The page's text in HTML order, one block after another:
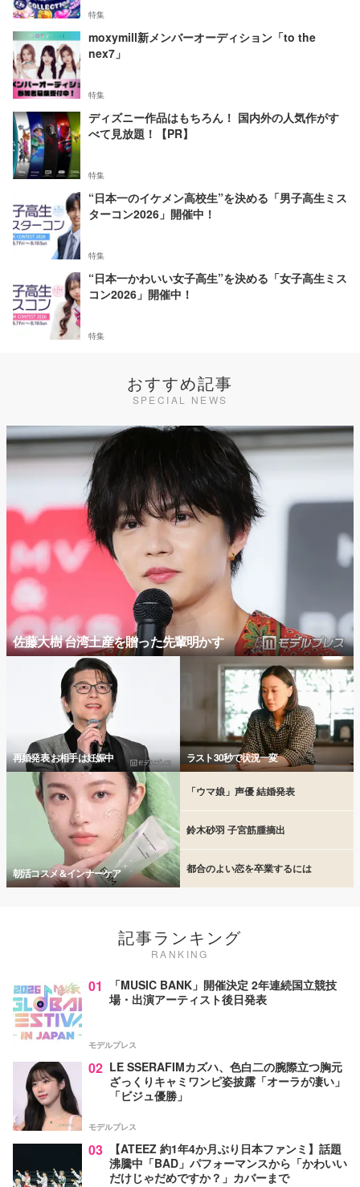
特集
moxymill新メンバーオーディション「to the
nex7」
特集
ディズニー作品はもちろん！ 国内外の人気作がす
べて見放題！【PR】
特集
“日本一のイケメン高校生”を決める「男子高生ミス
ターコン2026」開催中！
特集
“日本一かわいい女子高生”を決める「女子高生ミス
コン2026」開催中！
特集
おすすめ記事
SPECIAL NEWS
佐藤大樹 台湾土産を贈った先輩明かす
再婚発表 お相手は妊娠中 ラスト30秒で状況一変
朝活コスメ＆インナーケア
「ウマ娘」声優 結婚発表
鈴木砂羽 子宮筋腫摘出
都合のよい恋を卒業するには
記事ランキング
RANKING
01
「MUSIC BANK」開催決定 2年連続国立競技
場・出演アーティスト後日発表
モデルプレス
02 LE SSERAFIMカズハ、色白二の腕際立つ胸元
ざっくりキャミワンピ姿披露「オーラが凄い」
「ビジュ優勝」
モデルプレス
03
【ATEEZ 約1年4か月ぶり日本ファンミ】話題
沸騰中「BAD」パフォーマンスから「かわいい
だけじゃだめですか？」カバーまで